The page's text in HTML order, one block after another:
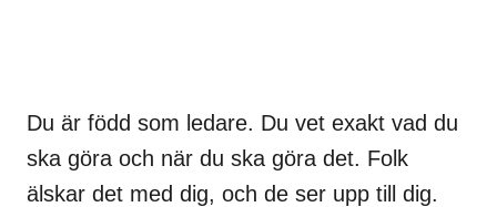
Du är född som ledare. Du vet exakt vad du
ska göra och när du ska göra det. Folk
älskar det med dig, och de ser upp till dig.